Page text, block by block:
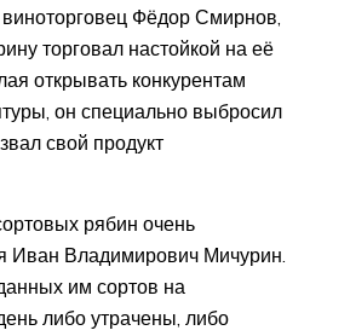
виноторговец Фёдор Смирнов,
торговал настойкой на её
открывать конкурентам
он специально выбросил
свой продукт
рябин очень
Иван Владимирович Мичурин.
им сортов на
либо утрачены, либо